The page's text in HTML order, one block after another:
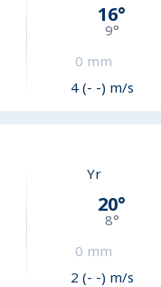
16°
9°
0 mm
4 (- -) m/s
Yr
20°
8°
0 mm
2 (- -) m/s